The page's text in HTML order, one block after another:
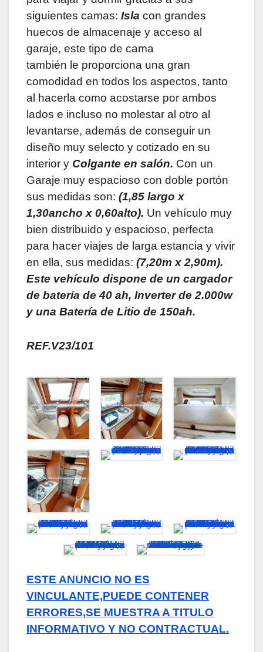
siguientes camas: Isla con grandes
huecos de almacenaje y acceso al
garaje, este tipo de cama
también le proporciona una gran
comodidad en todos los aspectos, tanto
al hacerla como acostarse por ambos
lados e incluso no molestar al otro al
levantarse, además de conseguir un
diseño muy selecto y cotizado en su
interior y Colgante en salón. Con un
Garaje muy espacioso con doble portón
sus medidas son: (1,85 largo x
1,30ancho x 0,60alto). Un vehículo muy
bien distribuido y espacioso, perfecta
para hacer viajes de larga estancia y vivir
en ella, sus medidas: (7,20m x 2,90m).
Este vehículo dispone de un cargador
de batería de 40 ah, Inverter de 2.000w
y una Batería de Litio de 150ah.
REF.V23/101
ESTE ANUNCIO NO ES
VINCULANTE,PUEDE CONTENER
ERRORES,SE MUESTRA A TITULO
INFORMATIVO Y NO CONTRACTUAL.